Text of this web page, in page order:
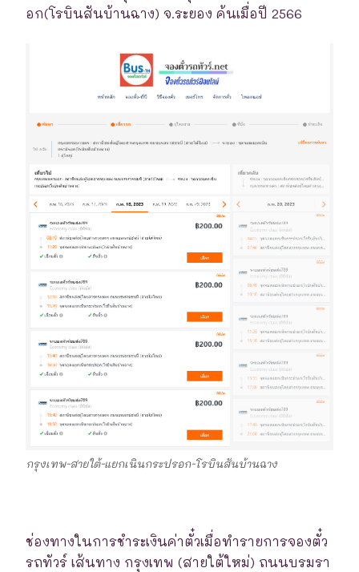
อก(โรบินสันบ้านฉาง) จ.ระยอง ค้นเมื่อปี 2566
กรุงเทพ-สายใต้-แยกเนินกระปรอก-โรบินสันบ้านฉาง
ช่องทางในการชำระเงินค่าตั๋วเมื่อทำรายการจองตั๋ว
รถทัวร์ เส้นทาง กรุงเทพ (สายใต้ใหม่) ถนนบรมรา